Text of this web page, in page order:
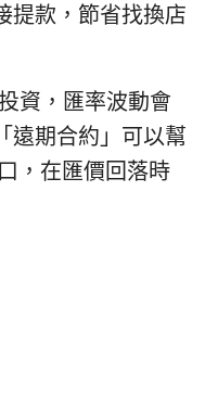
提款，節省找換店
資，匯率波動會
遠期合約」可以幫
，在匯價回落時